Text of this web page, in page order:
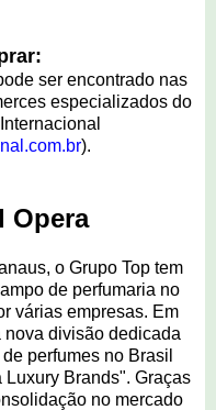
ser encontrado nas
especializados do
).
Opera
o Grupo Top tem
de perfumaria no
várias empresas. Em
divisão dedicada
perfumes no Brasil
Brands". Graças
no mercado